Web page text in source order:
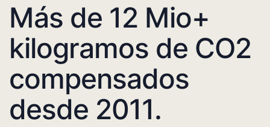
Más de 12 Mio+
kilogramos de CO2
compensados
desde 2011.